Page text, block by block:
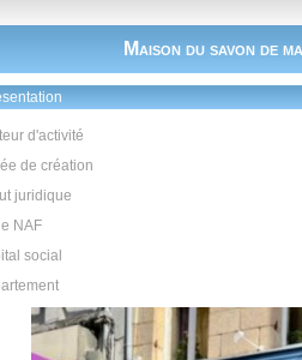
Maison du savon de
d'activité
de création
juridique
NAF
social